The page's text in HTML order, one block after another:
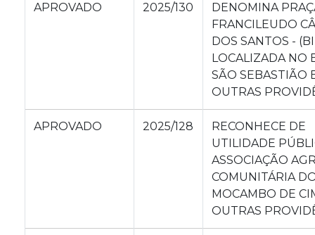
APROVADO 2025/130
DENOMINA
FRANCILEUDO
DOS SANTOS -
LOCALIZADA NO
SÃO SEBASTIÃO
OUTRAS
APROVADO 2025/128
RECONHECE DE
UTILIDADE
ASSOCIAÇÃO
COMUNITÁRIA
MOCAMBO DE
OUTRAS